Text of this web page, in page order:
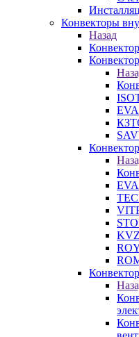
Конвекторы
Назад
EVA
EVA
KVZ